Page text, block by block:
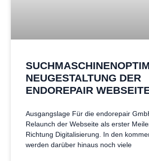
NEUGESTALTUNG DER
ENDOREPAIR
Ausgangslage Für die endorepair
Relaunch der Webseite als erster
Richtung Digitalisierung. In den
werden darüber hinaus noch viele